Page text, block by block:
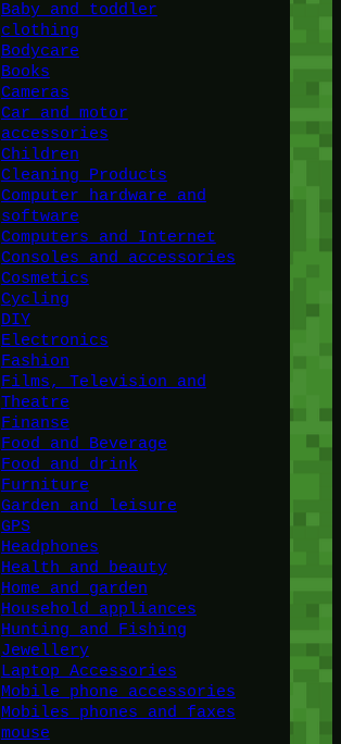
Baby and toddler
clothing
Bodycare
Books
Cameras
Car and motor
accessories
Children
Cleaning Products
Computer hardware and
software
Computers and Internet
Consoles and accessories
Cosmetics
Cycling
DIY
Electronics
Fashion
Films, Television and
Theatre
Finanse
Food and Beverage
Food and drink
Furniture
Garden and leisure
GPS
Headphones
Health and beauty
Home and garden
Household appliances
Hunting and Fishing
Jewellery
Laptop Accessories
Mobile phone accessories
Mobiles phones and faxes
mouse